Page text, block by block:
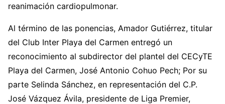
reanimación cardiopulmonar.
Al término de las ponencias, Amador Gutiérrez, titular
del Club Inter Playa del Carmen entregó un
reconocimiento al subdirector del plantel del CECyTE
Playa del Carmen, José Antonio Cohuo Pech; Por su
parte Selinda Sánchez, en representación del C.P.
José Vázquez Ávila, presidente de Liga Premier,